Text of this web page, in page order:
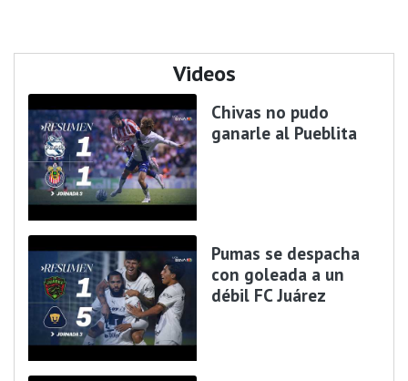
Videos
Chivas no pudo
ganarle al Pueblita
Pumas se despacha
con goleada a un
débil FC Juárez